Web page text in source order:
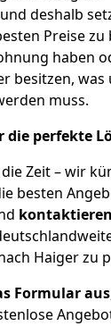
deshalb
Preise zu
haben
besitzen, was
muss.
die perfekte
Zeit – wir
besten
Haiger zu
Formular aus